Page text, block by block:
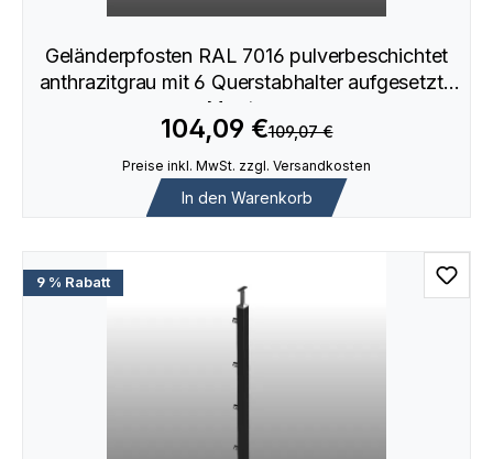
Geländerpfosten RAL 7016 pulverbeschichtet
anthrazitgrau mit 6 Querstabhalter aufgesetzte
Montage
104,09 €109,07 €
Preise inkl. MwSt. zzgl. Versandkosten
In den Warenkorb
9 % Rabatt